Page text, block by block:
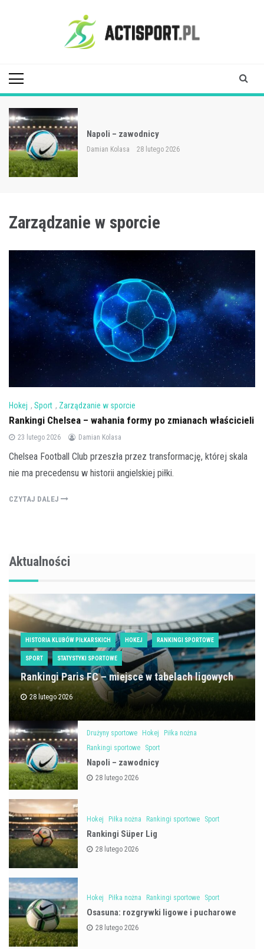
Napoli – zawodnicy
Damian Kolasa 28 lutego 2026
Zarządzanie w sporcie
Hokej , Sport , Zarządzanie w sporcie
Rankingi Chelsea – wahania formy po zmianach właścicieli
23 lutego 2026 Damian Kolasa
Chelsea Football Club przeszła przez transformację, której skala
nie ma precedensu w historii angielskiej piłki.
CZYTAJ DALEJ
Aktualności
HISTORIA KLUBÓW PIŁKARSKICH HOKEJ RANKINGI SPORTOWE
SPORT STATYSTYKI SPORTOWE
Rankingi Paris FC – miejsce w tabelach ligowych
28 lutego 2026
Drużyny sportowe Hokej
Piłka nożna
Rankingi sportowe
Sport
Napoli – zawodnicy
28 lutego 2026
Hokej Piłka nożna Rankingi sportowe Sport
Rankingi Süper Lig
28 lutego 2026
Hokej Piłka nożna Rankingi sportowe Sport
Osasuna: rozgrywki ligowe i pucharowe
28 lutego 2026